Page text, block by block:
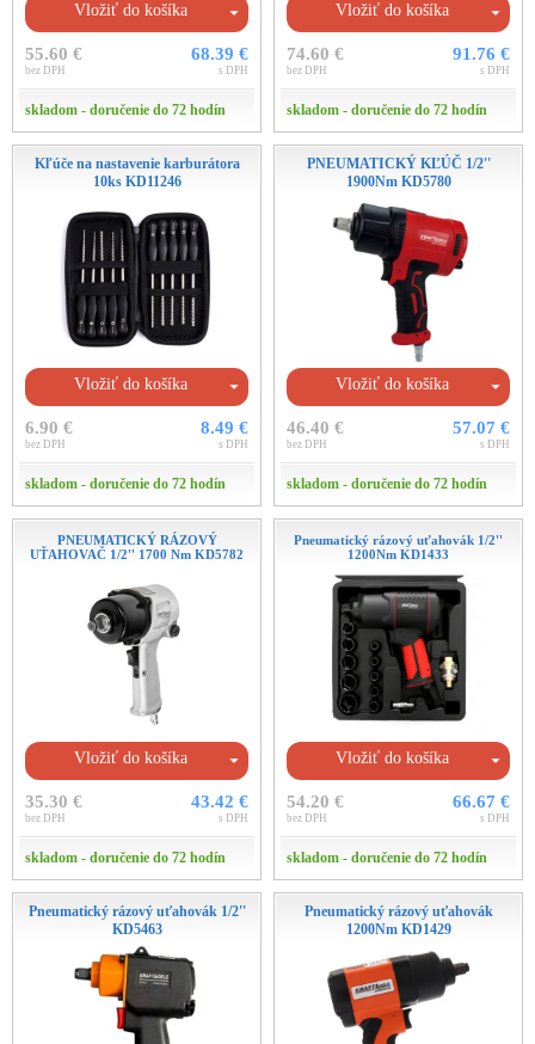
Vložiť do košíka
55.60 €
bez DPH
68.39 €
s DPH
skladom - doručenie do 72 hodín
Vložiť do košíka
74.60 €
bez DPH
91.76 €
s DPH
skladom - doručenie do 72 hodín
Kľúče na nastavenie karburátora
10ks KD11246
Vložiť do košíka
6.90 €
bez DPH
8.49 €
s DPH
skladom - doručenie do 72 hodín
PNEUMATICKÝ KĽÚČ 1/2''
1900Nm KD5780
Vložiť do košíka
46.40 €
bez DPH
57.07 €
s DPH
skladom - doručenie do 72 hodín
PNEUMATICKÝ RÁZOVÝ
UŤAHOVAČ 1/2'' 1700 Nm KD5782
Vložiť do košíka
35.30 €
bez DPH
43.42 €
s DPH
skladom - doručenie do 72 hodín
Pneumatický rázový uťahovák 1/2''
1200Nm KD1433
Vložiť do košíka
54.20 €
bez DPH
66.67 €
s DPH
skladom - doručenie do 72 hodín
Pneumatický rázový uťahovák 1/2''
KD5463
Pneumatický rázový uťahovák
1200Nm KD1429